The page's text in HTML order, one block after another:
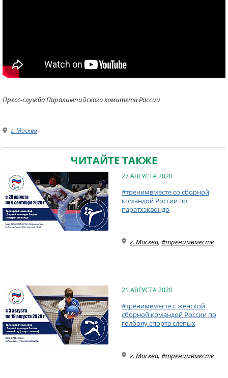
Пресс-служба Паралимпийского комитета России
г. Москва
ЧИТАЙТЕ ТАКЖЕ
27 АВГУСТА 2020
#тренимвместе со сборной
командой России по
паратхэквондо
г. Москва, #тренимвместе
21 АВГУСТА 2020
#тренимвместе с женской
сборной командой России по
голболу спорта слепых
г. Москва, #тренимвместе